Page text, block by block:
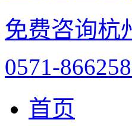
免费咨询杭
0571-
首页